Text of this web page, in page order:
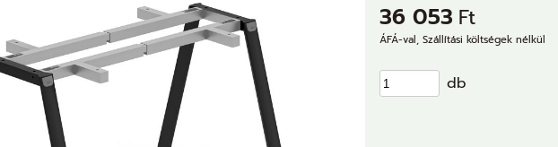
36 053 Ft
ÁFÁ-val, Szállítási költségek nélkül
db